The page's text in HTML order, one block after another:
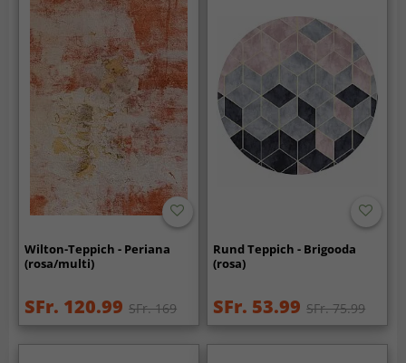
Wilton-Teppich - Periana
(rosa/multi)
SFr. 120.99 SFr. 169
Rund Teppich - Brigooda
(rosa)
SFr. 53.99 SFr. 75.99